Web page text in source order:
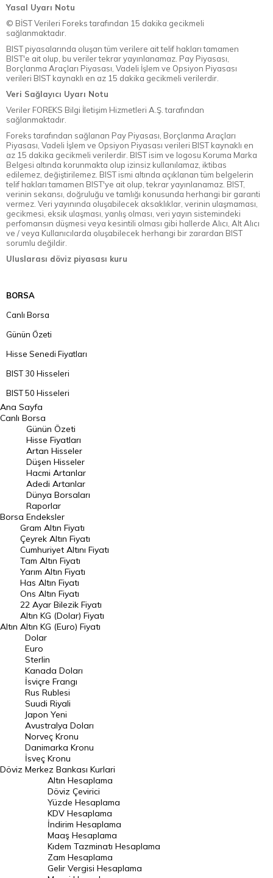
Yasal Uyarı Notu
© BİST Verileri Foreks tarafından 15 dakika gecikmeli
sağlanmaktadır.
BIST piyasalarında oluşan tüm verilere ait telif hakları tamamen
BIST'e ait olup, bu veriler tekrar yayınlanamaz. Pay Piyasası,
Borçlanma Araçları Piyasası, Vadeli İşlem ve Opsiyon Piyasası
verileri BIST kaynaklı en az 15 dakika gecikmeli verilerdir.
Veri Sağlayıcı Uyarı Notu
Veriler FOREKS Bilgi İletişim Hizmetleri A.Ş. tarafından
sağlanmaktadır.
Foreks tarafından sağlanan Pay Piyasası, Borçlanma Araçları
Piyasası, Vadeli İşlem ve Opsiyon Piyasası verileri BIST kaynaklı en
az 15 dakika gecikmeli verilerdir. BIST isim ve logosu Koruma Marka
Belgesi altında korunmakta olup izinsiz kullanılamaz, iktibas
edilemez, değiştirilemez. BIST ismi altında açıklanan tüm belgelerin
telif hakları tamamen BIST'ye ait olup, tekrar yayınlanamaz. BIST,
verinin sekansı, doğruluğu ve tamlığı konusunda herhangi bir garanti
vermez. Veri yayınında oluşabilecek aksaklıklar, verinin ulaşmaması,
gecikmesi, eksik ulaşması, yanlış olması, veri yayın sistemindeki
perfomansın düşmesi veya kesintili olması gibi hallerde Alıcı, Alt Alıcı
ve / veya Kullanıcılarda oluşabilecek herhangi bir zarardan BIST
sorumlu değildir.
Uluslarası döviz piyasası kuru
BORSA
Canlı Borsa
Günün Özeti
Hisse Senedi Fiyatları
BIST 30 Hisseleri
BIST 50 Hisseleri
BIST 100 Hisseleri
En Çok Artan Hisseler
En Çok Düşen Hisseler
Hacmi Artanlar
Geçmiş Kapanışlar
Dünya Borsaları
Raporlar
Endeksler
DÖVİZ
Döviz Kuru
Dolar Kuru
Euro Kuru
Pound Kuru
Frank Kuru
Riyal Kuru
Avustralya Doları
Danimarka Kronu Kuru
Kanada Doları Kuru
Norveç Kronu Kuru
İsveç Kronu Kuru
Japon Yeni Kuru
Serbest Piyasa Döviz Kurları
Merkez Bankası Döviz Kurları
Ana Sayfa
Canlı Borsa
Borsa
Günün Özeti
Hisse Fiyatları
Artan Hisseler
Düşen Hisseler
Hacmi Artanlar
Adedi Artanlar
Dünya Borsaları
Raporlar
Endeksler
Altın
Gram Altın Fiyatı
Çeyrek Altın Fiyatı
Cumhuriyet Altını Fiyatı
Tam Altın Fiyatı
Yarım Altın Fiyatı
Has Altın Fiyatı
Ons Altın Fiyatı
22 Ayar Bilezik Fiyatı
Altın KG (Dolar) Fiyatı
Altın KG (Euro) Fiyatı
Döviz
Dolar
Euro
Sterlin
Kanada Doları
İsviçre Frangı
Rus Rublesi
Suudi Riyali
Japon Yeni
Avustralya Doları
Norveç Kronu
Danimarka Kronu
İsveç Kronu
Merkez Bankası Kurlari
Altın Hesaplama
Döviz Çevirici
Yüzde Hesaplama
KDV Hesaplama
İndirim Hesaplama
Maaş Hesaplama
Kıdem Tazminatı Hesaplama
Zam Hesaplama
Gelir Vergisi Hesaplama